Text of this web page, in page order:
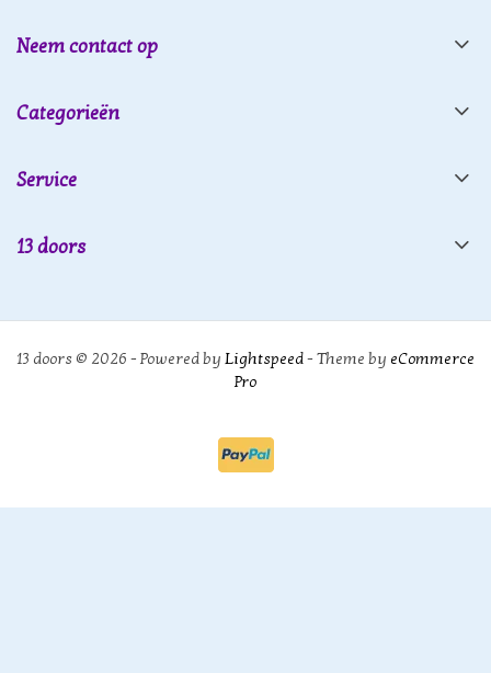
Neem contact op
Categorieën
Service
13 doors
13 doors © 2026 - Powered by Lightspeed- Theme by eCommerce
Pro